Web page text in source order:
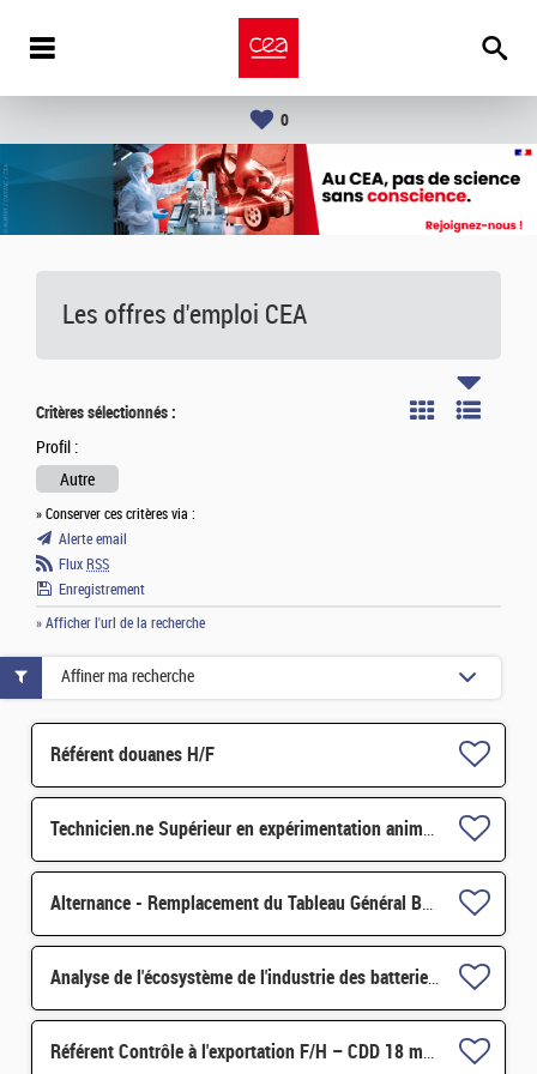
0
Les offres d'emploi CEA
Critères sélectionnés :
Profil :
Autre
» Conserver ces critères via :
Alerte email
Flux RSS
Enregistrement
» Afficher l'url de la recherche
Référent douanes H/F
Technicien.ne Supérieur en expérimentation animale H/F
Alternance - Remplacement du Tableau Général Basse Tension d'un Bâtiment H/F
Analyse de l'écosystème de l'industrie des batteries en Europe par le prisme de la théorie économiqu H/F
Référent Contrôle à l'exportation F/H – CDD 18 mois - Grenoble H/F
Affiner ma recherche